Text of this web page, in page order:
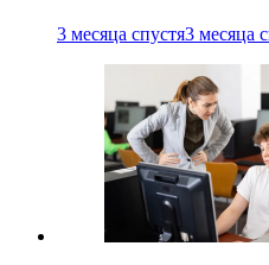
3 месяца спустя3 месяца